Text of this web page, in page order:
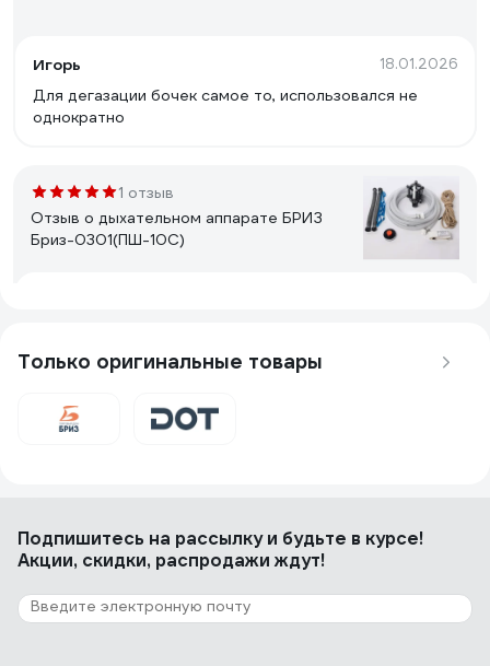
Игорь 18.01.2026
Для дегазации бочек самое то, использовался не
однократно
1 отзыв
Отзыв о дыхательном аппарате БРИЗ
Бриз-0301(ПШ-10С)
5 отзывов
Отзыв о дыхательном аппарате БРИЗ
Комфорт, гибкость шланга
Только оригинальные товары
Подпишитесь на рассылкуи будьте в курсе!
Акции, скидки, распродажи ждут!